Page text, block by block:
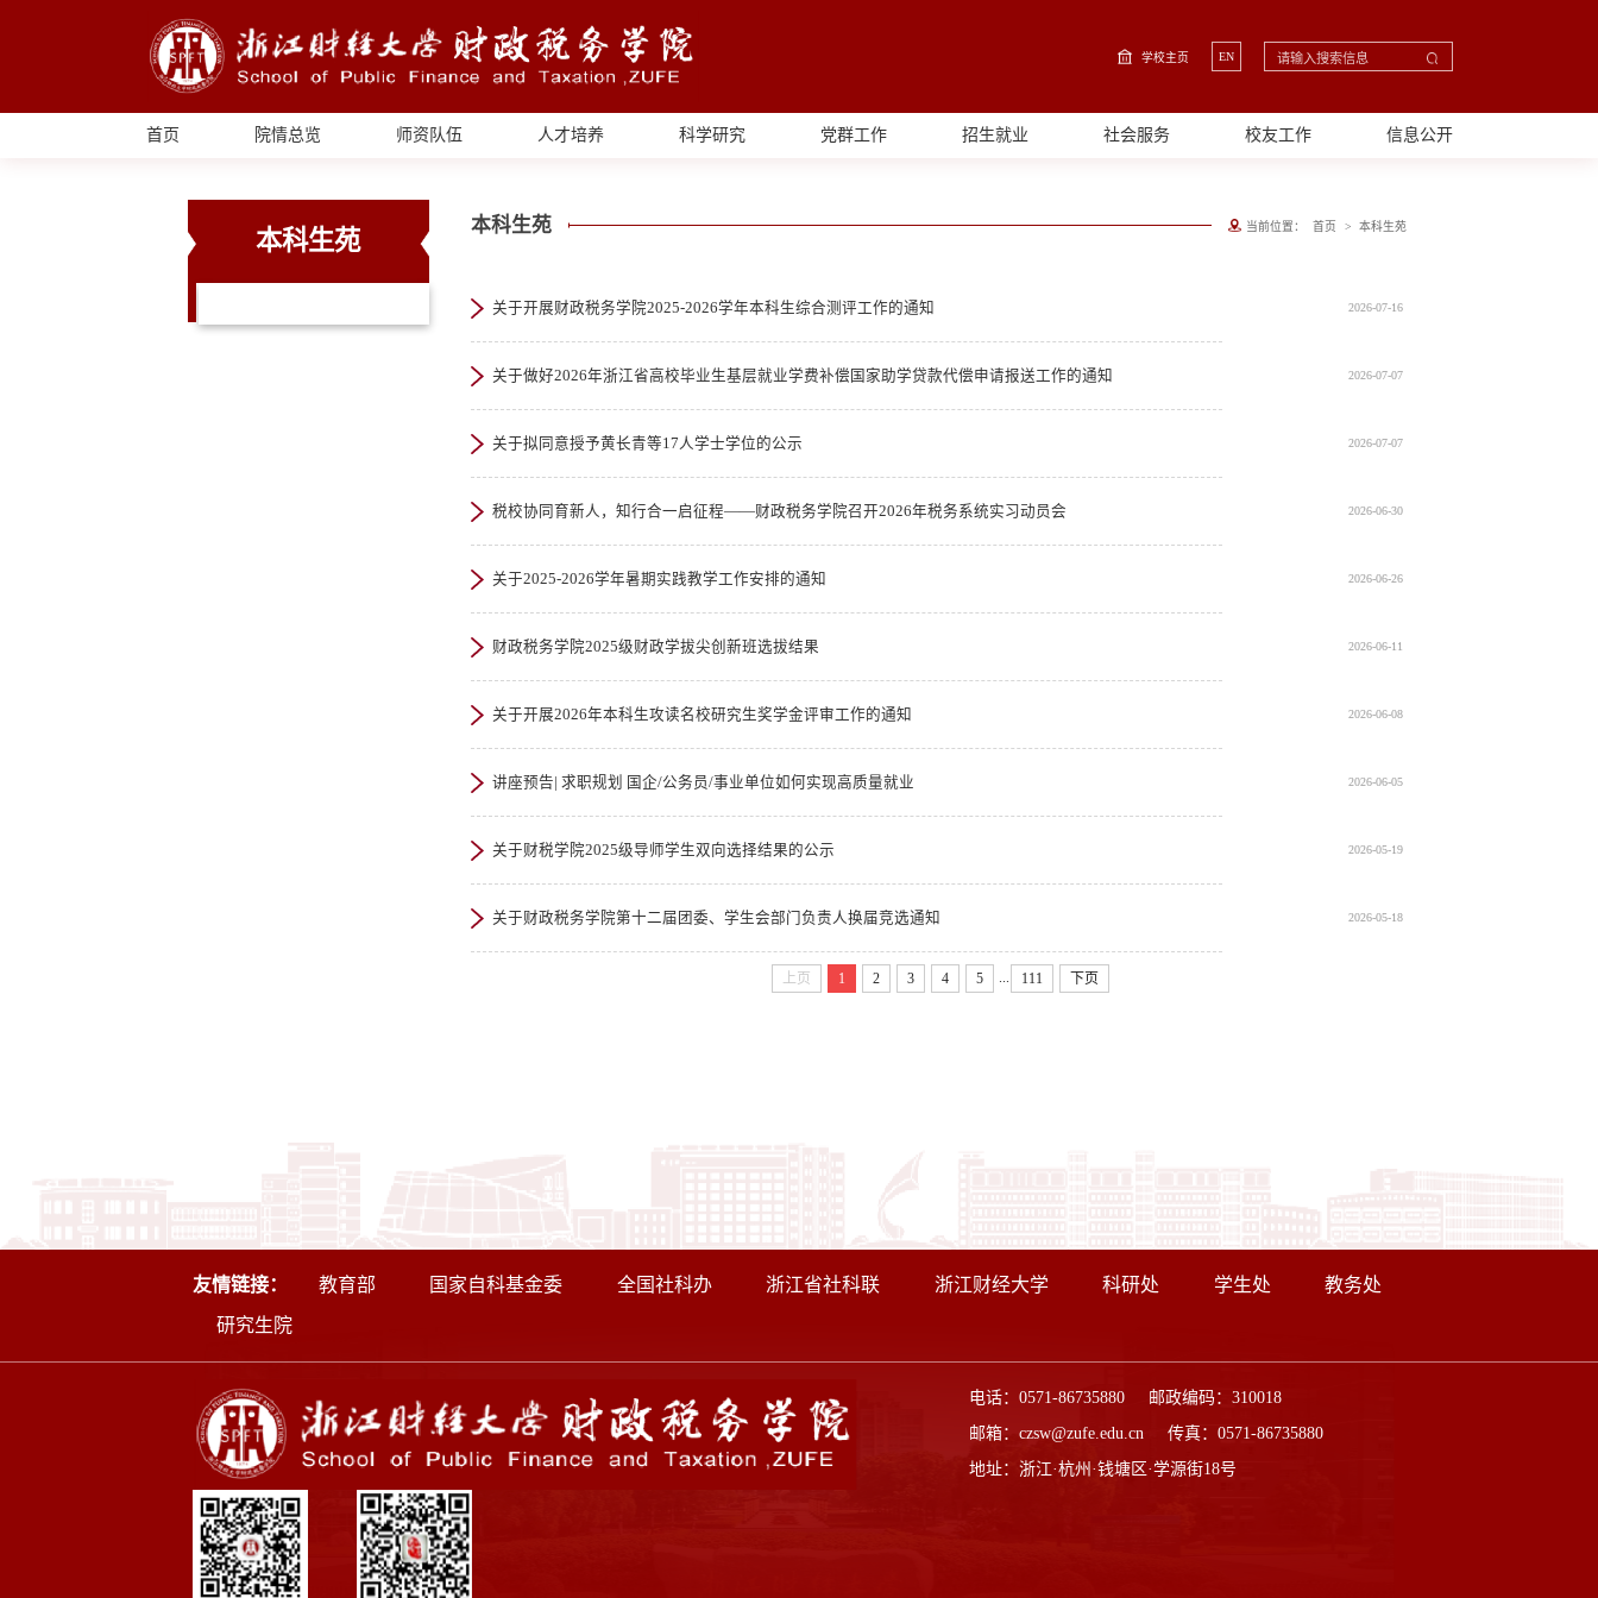
学校主页 EN
首页 院情总览 师资队伍 人才培养 科学研究 党群工作 招生就业 社会服务 校友工作 信息公开
本科生苑
本科生苑 当前位置： 首页 > 本科生苑
关于开展财政税务学院2025-2026学年本科生综合测评工作的通知 2026-07-16
关于做好2026年浙江省高校毕业生基层就业学费补偿国家助学贷款代偿申请报送工作的通知 2026-07-07
关于拟同意授予黄长青等17人学士学位的公示 2026-07-07
税校协同育新人，知行合一启征程——财政税务学院召开2026年税务系统实习动员会 2026-06-30
关于2025-2026学年暑期实践教学工作安排的通知 2026-06-26
财政税务学院2025级财政学拔尖创新班选拔结果 2026-06-11
关于开展2026年本科生攻读名校研究生奖学金评审工作的通知 2026-06-08
讲座预告| 求职规划 国企/公务员/事业单位如何实现高质量就业 2026-06-05
关于财税学院2025级导师学生双向选择结果的公示 2026-05-19
关于财政税务学院第十二届团委、学生会部门负责人换届竞选通知 2026-05-18
上页 1 2 3 4 5 ... 111 下页
友情链接： 教育部 国家自科基金委 全国社科办 浙江省社科联 浙江财经大学 科研处 学生处
教务处
研究生院
电话：0571-86735880 邮政编码：310018
邮箱：czsw@zufe.edu.cn 传真：0571-86735880
地址：浙江·杭州·钱塘区·学源街18号